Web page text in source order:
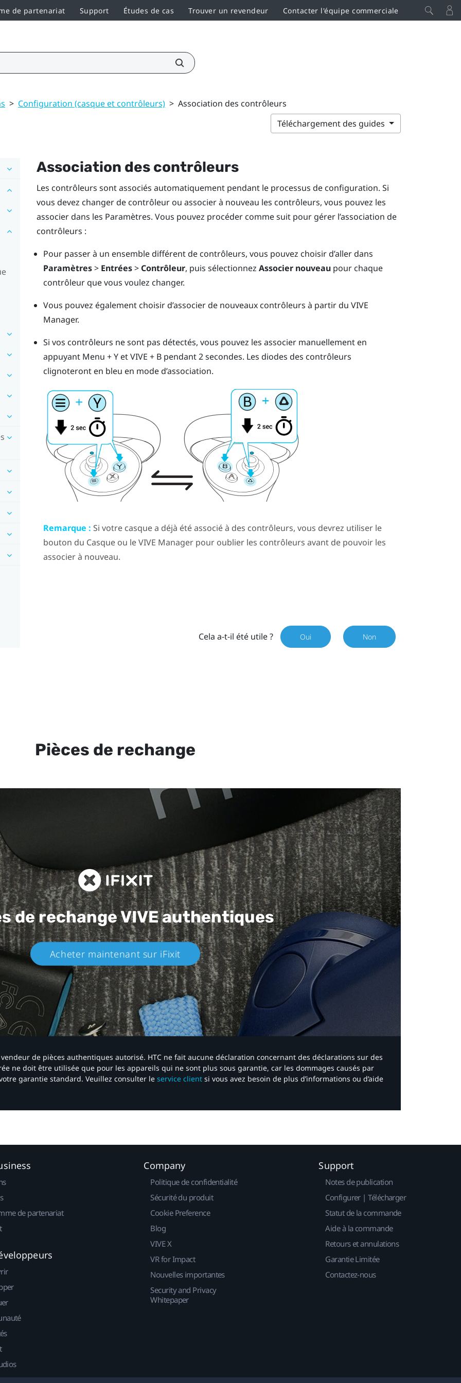
de partenariat Support Études de cas Trouver un revendeur Contacter l'équipe commerciale
> Configuration (casque et contrôleurs) > Association des contrôleurs
Téléchargement des guides
Association des contrôleurs
Les contrôleurs sont associés automatiquement pendant le processus de configuration. Si
vous devez changer de contrôleur ou associer à nouveau les contrôleurs, vous pouvez les
associer dans les Paramètres. Vous pouvez procéder comme suit pour gérer l’association de
contrôleurs :
Pour passer à un ensemble différent de contrôleurs, vous pouvez choisir d’aller dans
Paramètres> Entrées> Contrôleur, puis sélectionnez Associer nouveaupour chaque
contrôleur que vous voulez changer.
Vous pouvez également choisir d’associer de nouveaux contrôleurs à partir du VIVE
Manager.
Si vos contrôleurs ne sont pas détectés, vous pouvez les associer manuellement en
appuyant Menu +YetVIVE + Bpendant 2 secondes. Les diodes des contrôleurs
clignoteront en bleu en mode d’association.
Remarque : Si votre casque a déjà été associé à des contrôleurs, vous devrez utiliser le
bouton du Casqueou leVIVE Managerpour oublier les contrôleurs avant de pouvoir les
associer à nouveau.
Cela a-t-il été utile ? Oui Non
Pièces de rechange
de rechangeVIVE authentiques​
Acheter maintenant sur iFixit​
de pièces authentiques autorisé. HTC ne fait aucune déclaration concernant des déclarations sur des
ne doit être utilisée que pour les appareils qui ne sont plus sous garantie, car les dommages causés par
garantie standard. Veuillez consulter le service client si vous avez besoin de plus d’informations ou d’aide
de partenariat
Company
Politique de confidentialité
Sécurité du produit
Cookie Preference
Blog
VIVE X
VR for Impact
Nouvelles importantes
Security and Privacy
Whitepaper
Support
Notes de publication
Configurer | Télécharger
Statut de la commande
Aide à la commande
Retours et annulations
Garantie Limitée
Contactez-nous